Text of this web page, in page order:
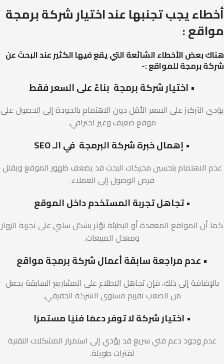
أخطاء يجب تجنبها عند اختيار شركة برمجة
مواقع :
هناك بعض الأخطاء الشائعة التي يقع فيها الكثير عند البحث عن
شركة برمجة للمواقع :-
• اختيار شركة برمجة بناءً على السعر فقط
يؤدي التركيز على السعر الأقل دون الاهتمام بالجودة إلى الحصول على
موقع ضعيف وغير احترافي.
• إهمال خبرة شركة البرمجة في الـ SEO
عدم الاهتمام بتحسين محركات البحث قد يضعف ظهور الموقع ويقلل
فرص الوصول إلى العملاء.
• تجاهل تجربة المستخدم داخل الموقع
كما أن المواقع المعقدة أو البطيئة تؤثر بشكل سلبي على تجربة الزوار
ومعدل المبيعات.
• عدم مراجعة سابقة أعمال شركة برمجة مواقع
بالإضافة إلى ذلك، فإن تجاهل الاطلاع على المشاريع السابقة يجعل
من الصعب تقييم مستوى الشركة الحقيقي.
• اختيار شركة لا توفر دعمًا فنيًا مستمرًا
عدم وجود دعم فني سريع قد يؤدي إلى استمرار المشكلات التقنية
لفترات طويلة.